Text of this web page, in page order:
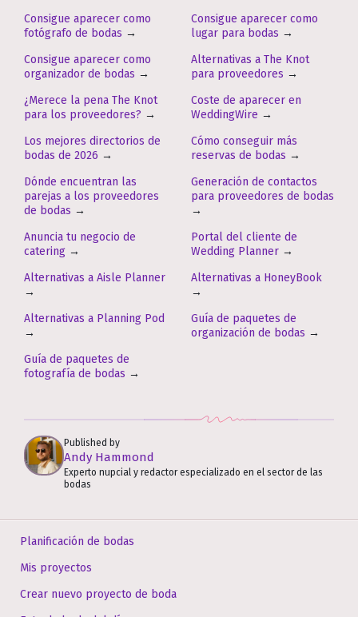
Consigue aparecer como
fotógrafo de bodas →
Consigue aparecer como
lugar para bodas →
Consigue aparecer como
organizador de bodas →
Alternativas a The Knot
para proveedores →
¿Merece la pena The Knot
para los proveedores? →
Coste de aparecer en
WeddingWire →
Los mejores directorios de
bodas de 2026 →
Cómo conseguir más
reservas de bodas →
Dónde encuentran las
parejas a los proveedores
de bodas →
Generación de contactos
para proveedores de bodas
→
Anuncia tu negocio de
catering →
Portal del cliente de
Wedding Planner →
Alternativas a Aisle Planner
→
Alternativas a HoneyBook
→
Alternativas a Planning Pod
→
Guía de paquetes de
organización de bodas →
Guía de paquetes de
fotografía de bodas →
Published by
Andy Hammond
Experto nupcial y redactor especializado en el sector de las
bodas
Planificación de bodas
Mis proyectos
Crear nuevo proyecto de boda